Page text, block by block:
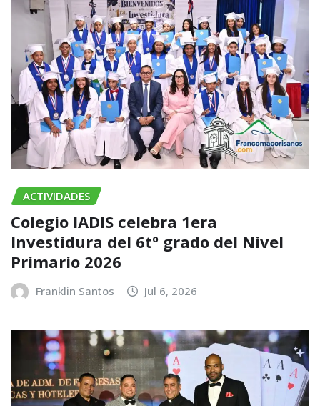
ACTIVIDADES
Colegio IADIS celebra 1era
Investidura del 6tº grado del Nivel
Primario 2026
Franklin Santos Jul 6, 2026